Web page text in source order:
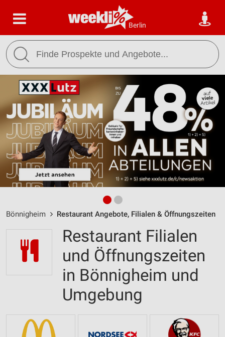
Berlin
Bönnigheim Restaurant Angebote, Filialen & Öffnungszeiten
Restaurant Filialen
und Öffnungszeiten
in Bönnigheim und
Umgebung